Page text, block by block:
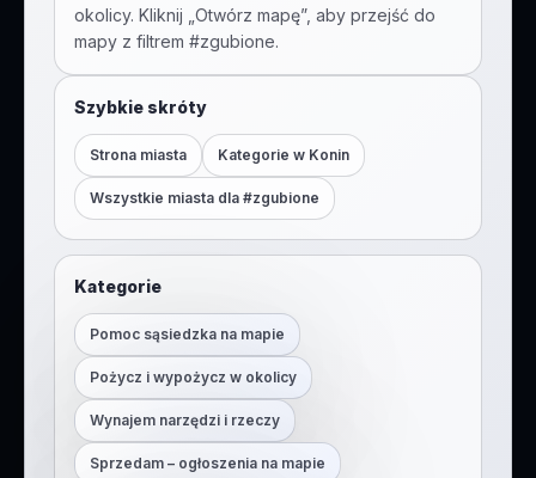
okolicy. Kliknij „Otwórz mapę”, aby przejść do
mapy z filtrem #zgubione.
Szybkie skróty
Strona miasta Kategorie w Konin
Wszystkie miasta dla #zgubione
Kategorie
Pomoc sąsiedzka na mapie
Pożycz i wypożycz w okolicy
Wynajem narzędzi i rzeczy
Sprzedam – ogłoszenia na mapie